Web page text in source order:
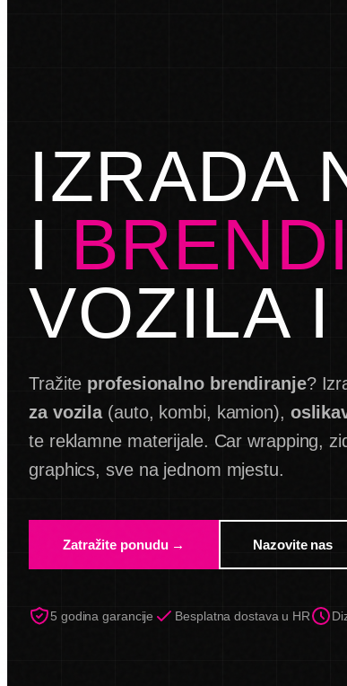
IZRADA
I
VOZILA
Tražite profesionalno brendiranje?
za vozila(auto, kombi, kamion),
te reklamne materijale. Car wrapping,
graphics, sve na jednom mjestu.
Zatražite ponudu → Nazovite nas
5 godina garancije Besplatna dostava u HR